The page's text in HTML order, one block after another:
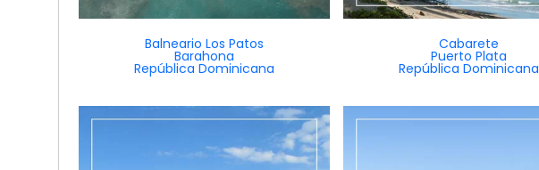
Balneario Los Patos
Barahona
República Dominicana
Cabarete
Puerto Plata
República Dominicana